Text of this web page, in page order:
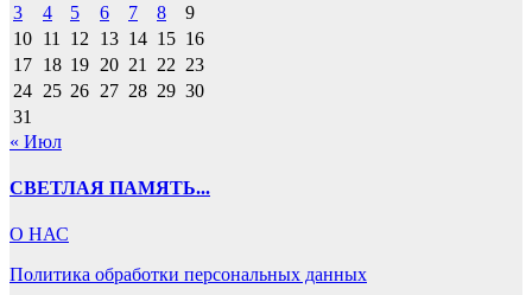
3
4 5 6 7 8
9
10 11 12 13 14 15 16
17 18 19 20 21 22 23
24 25 26 27 28 29 30
31
« Июл
СВЕТЛАЯ ПАМЯТЬ...
О НАС
Политика обработки персональных данных